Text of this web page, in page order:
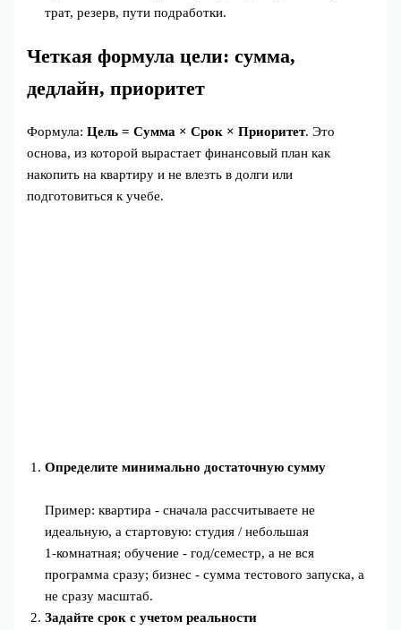
трат, резерв, пути подработки.
Четкая формула цели: сумма,
дедлайн, приоритет
Формула:Цель = Сумма × Срок × Приоритет. Это
основа, из которой вырастает финансовый план как
накопить на квартиру и не влезть в долги или
подготовиться к учебе.
Определите минимально достаточную сумму
Пример: квартира - сначала рассчитываете не
идеальную, а стартовую: студия / небольшая
1‑комнатная; обучение - год/семестр, а не вся
программа сразу; бизнес - сумма тестового запуска, а
не сразу масштаб.
Задайте срок с учетом реальности